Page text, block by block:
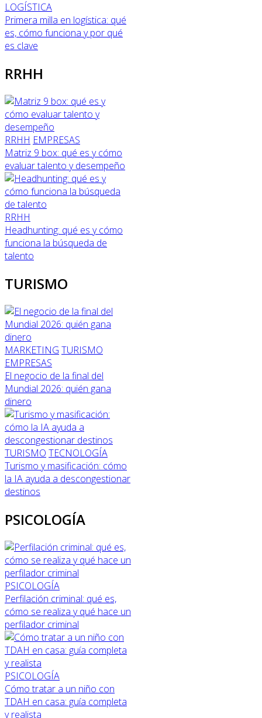
LOGÍSTICA
Primera milla en logística: qué
es, cómo funciona y por qué
es clave
RRHH
RRHH EMPRESAS
Matriz 9 box: qué es y cómo
evaluar talento y desempeño
RRHH
Headhunting: qué es y cómo
funciona la búsqueda de
talento
TURISMO
MARKETING TURISMO
EMPRESAS
El negocio de la final del
Mundial 2026: quién gana
dinero
TURISMO TECNOLOGÍA
Turismo y masificación: cómo
la IA ayuda a descongestionar
destinos
PSICOLOGÍA
PSICOLOGÍA
Perfilación criminal: qué es,
cómo se realiza y qué hace un
perfilador criminal
PSICOLOGÍA
Cómo tratar a un niño con
TDAH en casa: guía completa
y realista